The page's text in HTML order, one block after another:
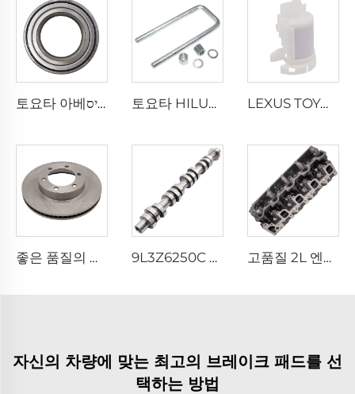
토요타 아베ניס, 코롤라 1.6, 1.8, 2.0 전륜 휠 허브 베어링 90363-40066 토요타 HILUX VI 픽업용 오토 서스펜션 부품 90117-T0002 리어 리프 스프링 2L 2L-T 3L 5L 1KD-FTV 2KD-FTV U-볼트 LEXUS TOYOTA 프리우스 크라운 로얄 캠리 세단 2.4용 도매 1G-FE 1MZ-FE 자동차 엔진 23300-21010 연료 필터
좋은 품질의 자동차 브레이크 시스템 부품 43512-35321 브레이크 디스크, 토요타 FJ 크루저 / 랜드 크루저 프라도 전용 9L3Z6250C 고급 자동차 엔진 캠축, 포드 익스페디션 익스플로러 F-150 4.6L 5.4L 4AT 4R75W용 고품질 2L 엔진 실린더 헤드 커버 11101-54050 TOYOTA Dyna HIACE HILUX LAND CRUISER 2.4L용
자신의 차량에 맞는 최고의 브레이크 패드를 선
택하는 방법